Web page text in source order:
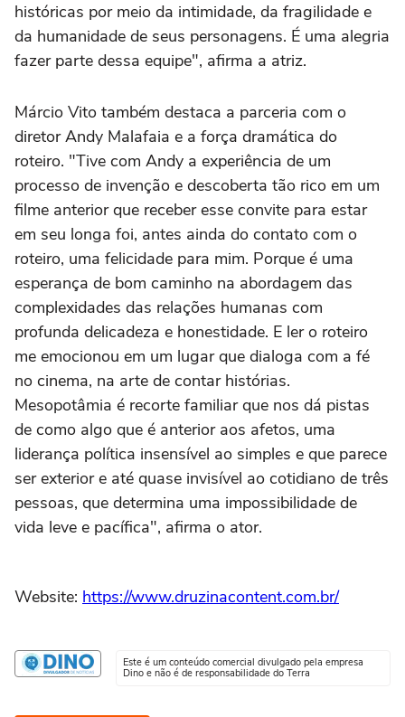
históricas por meio da intimidade, da fragilidade e
da humanidade de seus personagens. É uma alegria
fazer parte dessa equipe", afirma a atriz.
Márcio Vito também destaca a parceria com o
diretor Andy Malafaia e a força dramática do
roteiro. "Tive com Andy a experiência de um
processo de invenção e descoberta tão rico em um
filme anterior que receber esse convite para estar
em seu longa foi, antes ainda do contato com o
roteiro, uma felicidade para mim. Porque é uma
esperança de bom caminho na abordagem das
complexidades das relações humanas com
profunda delicadeza e honestidade. E ler o roteiro
me emocionou em um lugar que dialoga com a fé
no cinema, na arte de contar histórias.
Mesopotâmia é recorte familiar que nos dá pistas
de como algo que é anterior aos afetos, uma
liderança política insensível ao simples e que parece
ser exterior e até quase invisível ao cotidiano de três
pessoas, que determina uma impossibilidade de
vida leve e pacífica", afirma o ator.
Website: https://www.druzinacontent.com.br/
Este é um conteúdo comercial divulgado pela empresa
Dino e não é de responsabilidade do Terra